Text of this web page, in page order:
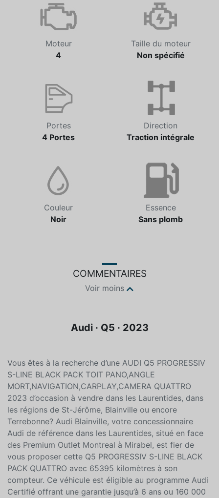
Moteur
4
Taille du moteur
Non spécifié
Portes
4 Portes
Direction
Traction intégrale
Couleur
Noir
Essence
Sans plomb
COMMENTAIRES
Voir moins
Audi · Q5 · 2023
Vous êtes à la recherche d’une AUDI Q5 PROGRESSIV
S-LINE BLACK PACK TOIT PANO,ANGLE
MORT,NAVIGATION,CARPLAY,CAMERA QUATTRO
2023 d’occasion à vendre dans les Laurentides, dans
les régions de St-Jérôme, Blainville ou encore
Terrebonne? Audi Blainville, votre concessionnaire
Audi de référence dans les Laurentides, situé en face
des Premium Outlet Montreal à Mirabel, est fier de
vous proposer cette Q5 PROGRESSIV S-LINE BLACK
PACK QUATTRO avec 65395 kilomètres à son
compteur. Ce véhicule est éligible au programme Audi
Certifié offrant une garantie jusqu’à 6 ans ou 160 000